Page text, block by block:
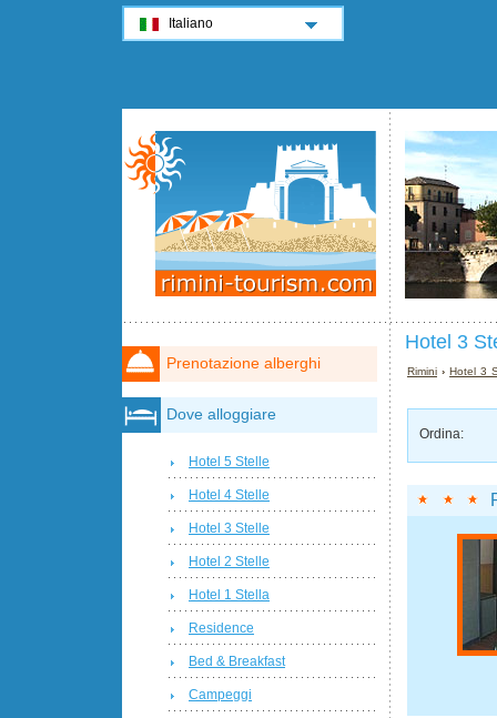
Hotel 3
Rimini ›Hotel 3
Ordina:
Prenotazione alberghi
Dove alloggiare
Hotel 5 Stelle
Hotel 4 Stelle
Hotel 3 Stelle
Hotel 2 Stelle
Hotel 1 Stella
Residence
Bed & Breakfast
Campeggi
Italiano